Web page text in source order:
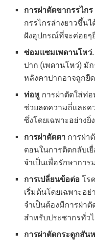
การผ่าตัดขากรรไกร
กรรไกรล่างยาวขึ้น
ฝังอุปกรณ์ที่จะค่อย
ซ่อมแซมเพดานโหว่.
ปาก (เพดานโหว่) มั
หลังคาปากอาจถูกยื
ท่อหู การผ่าตัดใส่ท่
ช่วยลดความถี่และค
ซึ่งโดยเฉพาะอย่างยิ่
การผ่าตัดตา การผ่า
ตอนในการติดกลับเ
จำเป็นเพื่อรักษาการ
การเปลี่ยนข้อต่อ โร
เริ่มต้นโดยเฉพาะอ
จำเป็นต้องมีการผ่า
สำหรับประชากรทั่ว
การผ่าตัดกระดูกสัน